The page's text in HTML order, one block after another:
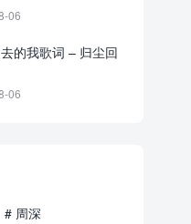
06
的我歌词 – 归尘回
06
# 周深